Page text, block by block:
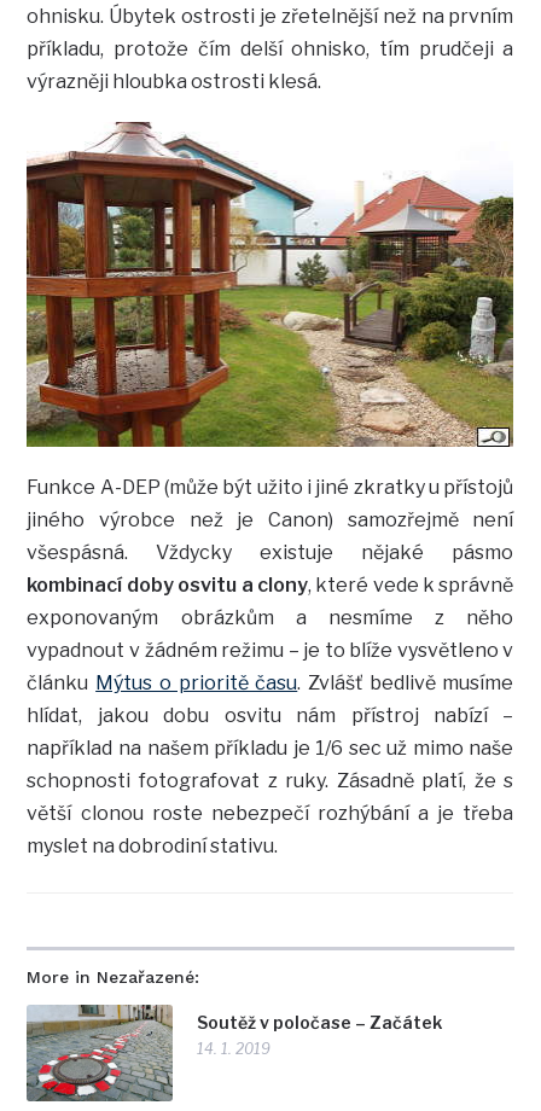
More in Nezařazené:
Soutěž v poločase – Začátek
14. 1. 2019
ohnisku. Úbytek ostrosti je zřetelnější než na prvním
příkladu, protože čím delší ohnisko, tím prudčeji a
výrazněji hloubka ostrosti klesá.
Funkce A-DEP (může být užito i jiné zkratky u přístojů
jiného výrobce než je Canon) samozřejmě není
všespásná. Vždycky existuje nějaké pásmo
kombinací doby osvitu a clony, které vede k správně
exponovaným obrázkům a nesmíme z něho
vypadnout v žádném režimu – je to blíže vysvětleno v
článku Mýtus o prioritě času. Zvlášť bedlivě musíme
hlídat, jakou dobu osvitu nám přístroj nabízí –
například na našem příkladu je 1/6 sec už mimo naše
schopnosti fotografovat z ruky. Zásadně platí, že s
větší clonou roste nebezpečí rozhýbání a je třeba
myslet na dobrodiní stativu.